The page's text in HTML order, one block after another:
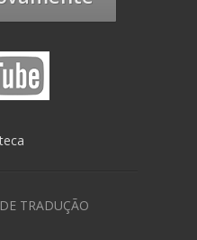
TRADUÇÃO